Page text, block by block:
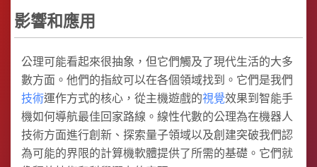
影響和應用
公理可能看起來很抽象，但它們觸及了現代生活的大多
數方面。他們的指紋可以在各個領域找到。它們是我們
技術運作方式的核心，從主機遊戲的視覺效果到智能手
機如何導航最佳回家路線。線性代數的公理為在機器人
技術方面進行創新、探索量子領域以及創建突破我們認
為可能的界限的計算機軟體提供了所需的基礎。它們就